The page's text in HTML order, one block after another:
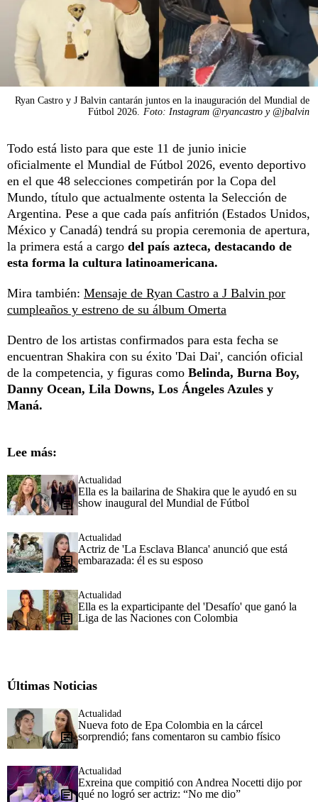
Ryan Castro y J Balvin cantarán juntos en la inauguración del Mundial de
Fútbol 2026.
Foto: Instagram @ryancastro y @jbalvin
Todo está listo para que este 11 de junio inicie
oficialmente el Mundial de Fútbol 2026, evento deportivo
en el que 48 selecciones competirán por la Copa del
Mundo, título que actualmente ostenta la Selección de
Argentina. Pese a que cada país anfitrión (Estados Unidos,
México y Canadá) tendrá su propia ceremonia de apertura,
la primera está a cargo del país azteca, destacando de
esta forma la cultura latinoamericana.
Mira también: Mensaje de Ryan Castro a J Balvin por
cumpleaños y estreno de su álbum Omerta
Dentro de los artistas confirmados para esta fecha se
encuentran Shakira con su éxito 'Dai Dai', canción oficial
de la competencia, y figuras como Belinda, Burna Boy,
Danny Ocean, Lila Downs, Los Ángeles Azules y
Maná.
Lee más:
Actualidad
Ella es la bailarina de Shakira que le ayudó en su
show inaugural del Mundial de Fútbol
Actualidad
Actriz de 'La Esclava Blanca' anunció que está
embarazada: él es su esposo
Actualidad
Ella es la exparticipante del 'Desafío' que ganó la
Liga de las Naciones con Colombia
Últimas Noticias
Actualidad
Nueva foto de Epa Colombia en la cárcel
sorprendió; fans comentaron su cambio físico
Actualidad
Exreina que compitió con Andrea Nocetti dijo por
qué no logró ser actriz: “No me dio”